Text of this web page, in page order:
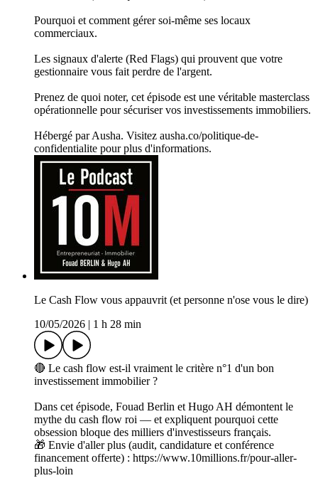
Pourquoi et comment gérer soi-même ses locaux
commerciaux.
Les signaux d'alerte (Red Flags) qui prouvent que votre
gestionnaire vous fait perdre de l'argent.
Prenez de quoi noter, cet épisode est une véritable masterclass
opérationnelle pour sécuriser vos investissements immobiliers.
Hébergé par Ausha. Visitez ausha.co/politique-de-
confidentialite pour plus d'informations.
Le Cash Flow vous appauvrit (et personne n'ose vous le dire)
10/05/2026
1 h 28 min
🔴 Le cash flow est-il vraiment le critère n°1 d'un bon
investissement immobilier ?
Dans cet épisode, Fouad Berlin et Hugo AH démontent le
mythe du cash flow roi — et expliquent pourquoi cette
obsession bloque des milliers d'investisseurs français.
🎁 Envie d'aller plus (audit, candidature et conférence
financement offerte) : https://www.10millions.fr/pour-aller-
plus-loin